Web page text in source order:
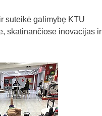
suteikė galimybę KTU
skatinančiose inovacijas ir